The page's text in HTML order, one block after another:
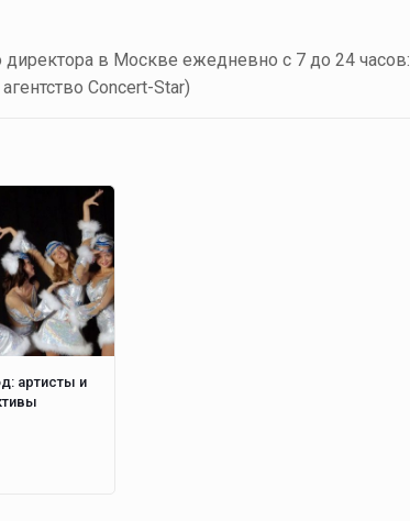
директора в Москве ежедневно с 7 до 24 часов:
Concert-Star)
артисты и